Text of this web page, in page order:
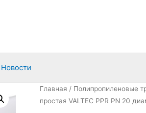
Новости
Главная / Полипропиленовые
простая VALTEC PPR PN 20